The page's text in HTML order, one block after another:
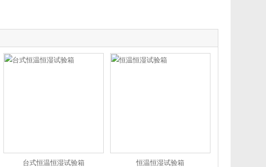
台式恒温恒湿试验箱 恒温恒湿试验箱